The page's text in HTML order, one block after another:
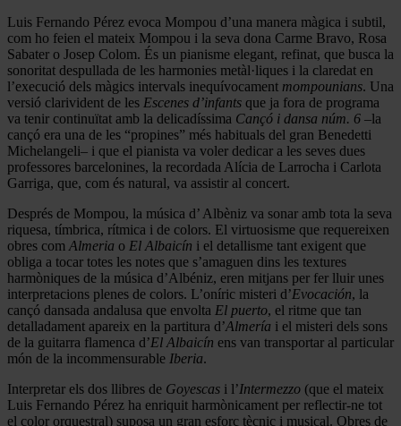
Luis Fernando Pérez evoca Mompou d’una manera màgica i subtil,
com ho feien el mateix Mompou i la seva dona Carme Bravo, Rosa
Sabater o Josep Colom. És un pianisme elegant, refinat, que busca la
sonoritat despullada de les harmonies metàl·liques i la claredat en
l’execució dels màgics intervals inequívocament mompounians. Una
versió clarivident de les Escenes d’infants que ja fora de programa
va tenir continuïtat amb la delicadíssima Cançó i dansa núm. 6 –la
cançó era una de les “propines” més habituals del gran Benedetti
Michelangeli– i que el pianista va voler dedicar a les seves dues
professores barcelonines, la recordada Alícia de Larrocha i Carlota
Garriga, que, com és natural, va assistir al concert.
Després de Mompou, la música d’ Albèniz va sonar amb tota la seva
riquesa, tímbrica, rítmica i de colors. El virtuosisme que requereixen
obres com Almeria o El Albaicín i el detallisme tant exigent que
obliga a tocar totes les notes que s’amaguen dins les textures
harmòniques de la música d’Albéniz, eren mitjans per fer lluir unes
interpretacions plenes de colors. L’oníric misteri d’Evocación, la
cançó dansada andalusa que envolta El puerto, el ritme que tan
detalladament apareix en la partitura d’Almería i el misteri dels sons
de la guitarra flamenca d’El Albaicín ens van transportar al particular
món de la incommensurable Iberia.
Interpretar els dos llibres de Goyescas i l’Intermezzo (que el mateix
Luis Fernando Pérez ha enriquit harmònicament per reflectir-ne tot
el color orquestral) suposa un gran esforç tècnic i musical. Obres de